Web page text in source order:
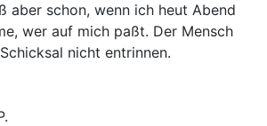
aber schon, wenn ich heut Abend
wer auf mich paßt. Der Mensch
nicht entrinnen.